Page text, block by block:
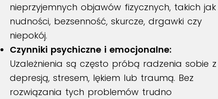
nieprzyjemnych objawów fizycznych, takich jak
nudności, bezsenność, skurcze, drgawki czy
niepokój.
Czynniki psychiczne i emocjonalne:
Uzależnienia są często próbą radzenia sobie z
depresją, stresem, lękiem lub traumą. Bez
rozwiązania tych problemów trudno